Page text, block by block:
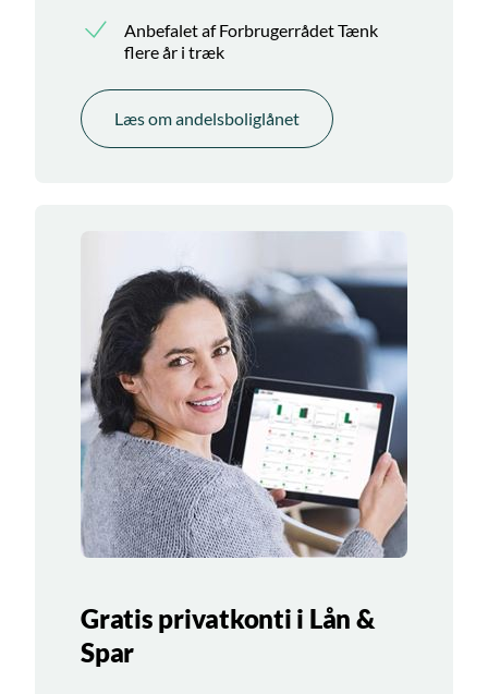
Anbefalet af Forbrugerrådet Tænk
flere år i træk
Læs om andelsboliglånet
Gratis privatkonti i Lån &
Spar